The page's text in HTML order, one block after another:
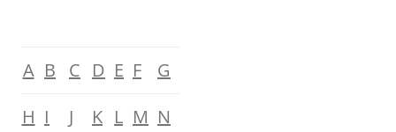
A B C D E F
G
H I J K L M N